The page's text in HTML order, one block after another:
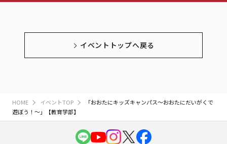
イベントトップへ戻る
HOME イベントTOP
「おおたにキッズキャンパス～おおたにだいがくで
遊ぼう！～」【教育学部】